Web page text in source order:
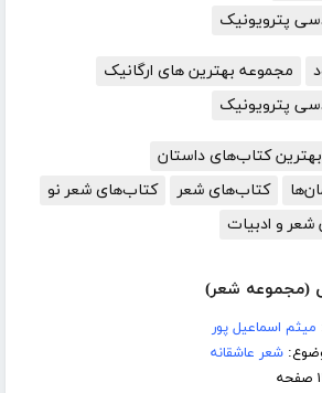
پترویونیک
مجموعه بهترین های ارگانیک
پترویونیک
بهترین کتاب‌های داستان
کتاب‌های شعر
کتاب‌های شعر نو
و ادبیات
(مجموعه شعر)
میثم اسماعیل پور
شعر عاشقانه